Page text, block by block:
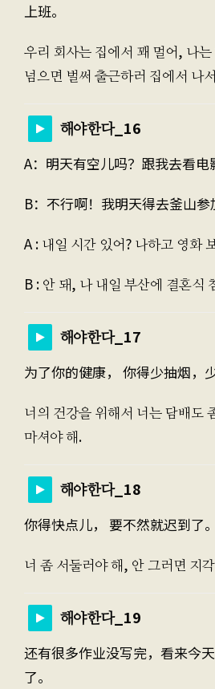
上班。
우리 회사는 집에서 꽤 멀어, 나
넘으면 벌써 출근하러 집에서 나
해야한다_16
A：明天有空儿吗？跟我去看电
B：不行啊！我明天得去釜山参
A : 내일 시간 있어? 나하고 영화
B : 안 돼, 나 내일 부산에 결혼식
해야한다_17
为了你的健康， 你得少抽烟，
너의 건강을 위해서 너는 담배도
마셔야 해.
해야한다_18
你得快点儿， 要不然就迟到了。
너 좀 서둘러야 해, 안 그러면 지
해야한다_19
还有很多作业没写完，看来今
了。